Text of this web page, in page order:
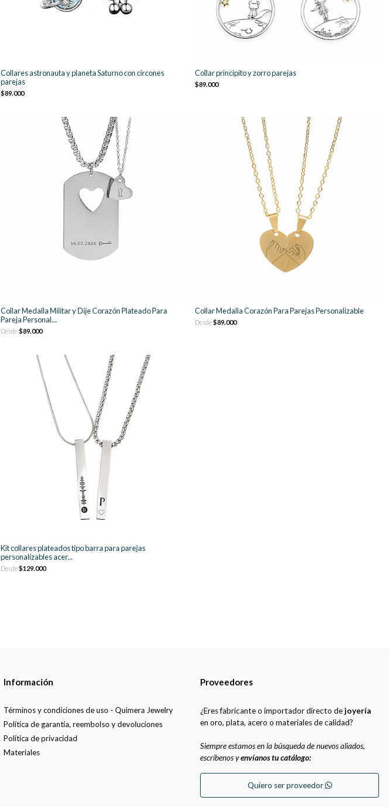
Collares astronauta y planeta Saturno con circones
parejas
$89.000
Collar principito y zorro parejas
$89.000
Collar Medalla Militar y Dije Corazón Plateado Para
Pareja Personal...
Desde$89.000
Collar Medalla Corazón Para Parejas Personalizable
Desde$89.000
Kit collares plateados tipo barra para parejas
personalizables acer...
Desde$129.000
Información
Términos y condiciones de uso - Quimera Jewelry
Política de garantía, reembolso y devoluciones
Política de privacidad
Materiales
Proveedores
¿Eres fabricante o importador directo dejoyería
en oro, plata, acero o materiales de calidad?
Siempre estamos en la búsqueda de nuevos aliados,
escríbenos yenvíanos tu catálogo:
Quiero ser proveedor